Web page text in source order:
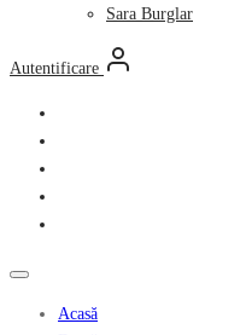
Sara Burglar
Autentificare
Acasă